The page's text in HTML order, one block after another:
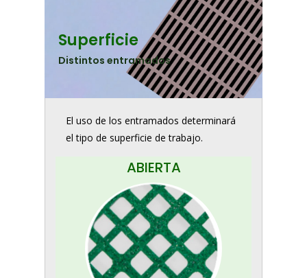
Superficie
Distintos entramados
El uso de los entramados determinará
el tipo de superficie de trabajo.
ABIERTA